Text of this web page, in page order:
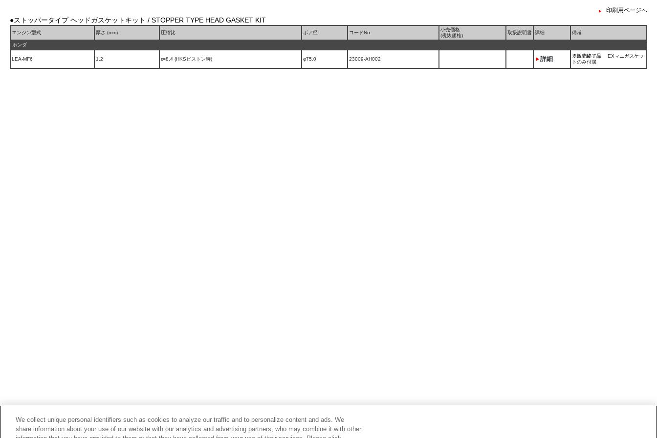
印刷用ページへ
●ストッパータイプ ヘッドガスケットキット / STOPPER TYPE HEAD GASKET KIT
エンジン型式 厚さ (mm) 圧縮比 ボア径 コードNo.
小売価格
(税抜価格)
取扱説明書 詳細 備考
ホンダ
LEA-MF6 1.2 ε=8.4 (HKSピストン時) φ75.0 23009-AH002 詳細 ※販売終了品 EXマニガスケッ
トのみ付属
We collect unique personal identifiers such as cookies to analyze our traffic and to personalize content and ads. We
share information about your use of our website with our analytics and advertising partners, who may combine it with other